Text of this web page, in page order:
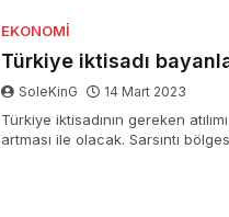
EKONOMI
Türkiye iktisadı
SoleKinG 14 Mart 2023
Türkiye iktisadının gereken
artması ile olacak. Sarsıntı